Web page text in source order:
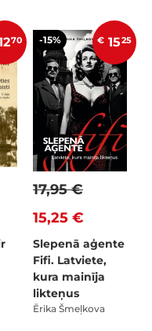
70 -15% € 1525
15,25 €
17,95 €
Slepenā aģente
Fifi. Latviete,
kura mainīja
likteņus
Ērika Šmeļkova